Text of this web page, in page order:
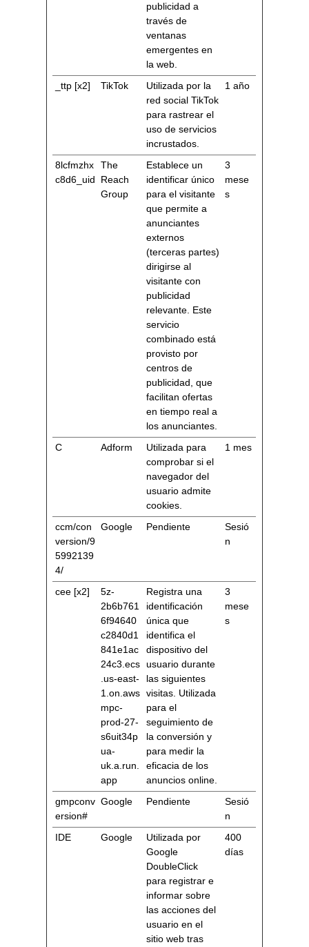
publicidad a
través de
ventanas
emergentes en
la web.
_ttp [x2] TikTok
Utilizada por la
red social TikTok
para rastrear el
uso de servicios
incrustados.
1 año
8lcfmzhx
c8d6_uid
The
Reach
Group
Establece un
identificar único
para el visitante
que permite a
anunciantes
externos
(terceras partes)
dirigirse al
visitante con
publicidad
relevante. Este
servicio
combinado está
provisto por
centros de
publicidad, que
facilitan ofertas
en tiempo real a
los anunciantes.
3
mese
s
C Adform
Utilizada para
comprobar si el
navegador del
usuario admite
cookies.
1 mes
ccm/con
version/9
5992139
4/
Google Pendiente
Sesió
n
cee [x2]
5z-
2b6b761
6f94640
c2840d1
841e1ac
24c3.ecs
.us-east-
1.on.aws
mpc-
prod-27-
s6uit34p
ua-
uk.a.run.
app
Registra una
identificación
única que
identifica el
dispositivo del
usuario durante
las siguientes
visitas. Utilizada
para el
seguimiento de
la conversión y
para medir la
eficacia de los
anuncios online.
3
mese
s
gmpconv
ersion#
Google Pendiente
Sesió
n
IDE
Google
Utilizada por
Google
DoubleClick
para registrar e
informar sobre
las acciones del
usuario en el
sitio web tras
400
días